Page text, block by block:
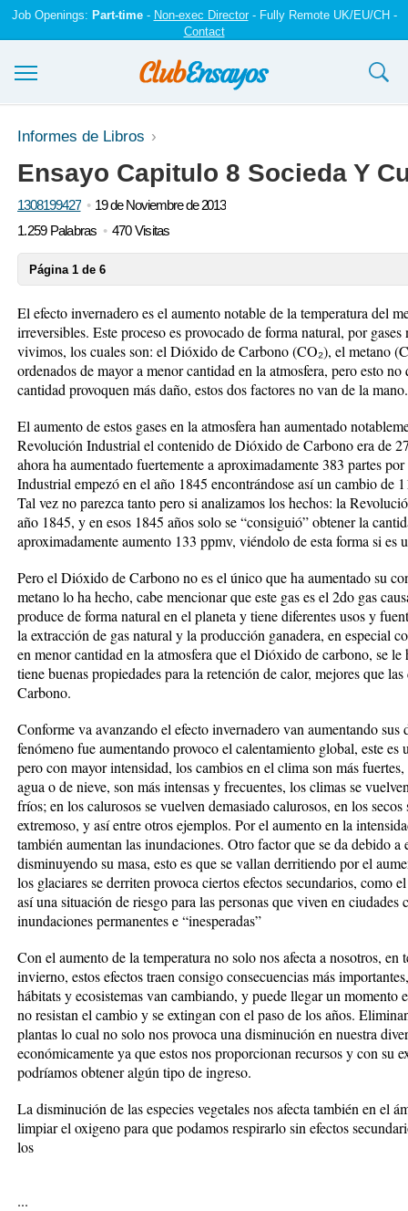
Job Openings: Part-time- Non-exec Director- Fully Remote UK/EU/CH -
Contact
Ensayos y trabajos
Registrarse
Iniciar sesión
Informes de Libros
Ensayo Capitulo 8 Socieda Y
1308199427
19 de Noviembre de 2013
1.259 Palabras
470 Visitas
Página 1 de 6
El efecto invernadero es el aumento notable de la temperatura del
irreversibles. Este proceso es provocado de forma natural, por
vivimos, los cuales son: el Dióxido de Carbono (CO₂), el metano
ordenados de mayor a menor cantidad en la atmosfera, pero esto
cantidad provoquen más daño, estos dos factores no van de la mano.
El aumento de estos gases en la atmosfera han aumentado
Revolución Industrial el contenido de Dióxido de Carbono era de
ahora ha aumentado fuertemente a aproximadamente 383 partes
Industrial empezó en el año 1845 encontrándose así un cambio de
Tal vez no parezca tanto pero si analizamos los hechos: la
año 1845, y en esos 1845 años solo se “consiguió” obtener la
aproximadamente aumento 133 ppmv, viéndolo de esta forma si es
Pero el Dióxido de Carbono no es el único que ha aumentado su
metano lo ha hecho, cabe mencionar que este gas es el 2do gas
produce de forma natural en el planeta y tiene diferentes usos y
la extracción de gas natural y la producción ganadera, en especial
en menor cantidad en la atmosfera que el Dióxido de carbono, se le
tiene buenas propiedades para la retención de calor, mejores que
Carbono.
Conforme va avanzando el efecto invernadero van aumentando sus
fenómeno fue aumentando provoco el calentamiento global, este
pero con mayor intensidad, los cambios en el clima son más
agua o de nieve, son más intensas y frecuentes, los climas se
fríos; en los calurosos se vuelven demasiado calurosos, en los
extremoso, y así entre otros ejemplos. Por el aumento en la
también aumentan las inundaciones. Otro factor que se da debido a
disminuyendo su masa, esto es que se vallan derritiendo por el
los glaciares se derriten provoca ciertos efectos secundarios, como
así una situación de riesgo para las personas que viven en ciudades
inundaciones permanentes e “inesperadas”
Con el aumento de la temperatura no solo nos afecta a nosotros, en
invierno, estos efectos traen consigo consecuencias más
hábitats y ecosistemas van cambiando, y puede llegar un momento
no resistan el cambio y se extingan con el paso de los años.
plantas lo cual no solo nos provoca una disminución en nuestra
económicamente ya que estos nos proporcionan recursos y con su
podríamos obtener algún tipo de ingreso.
La disminución de las especies vegetales nos afecta también en el
limpiar el oxigeno para que podamos respirarlo sin efectos
los
...